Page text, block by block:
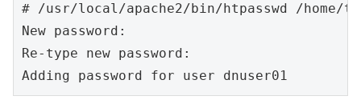
# /usr/local/apache2/bin/htpasswd /home/
New password:
Re-type new password:
Adding password for user dnuser01